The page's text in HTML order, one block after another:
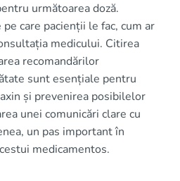
următoarea doză.
care pacienții le fac, cum ar
medicului. Citirea
recomandărilor
sunt esențiale pentru
și prevenirea posibilelor
unei comunicări clare cu
un pas important în
medicamentos.